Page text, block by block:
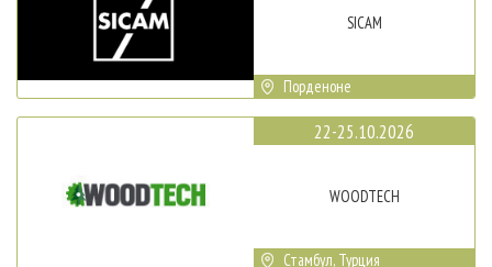
SICAM
Порденоне
22-25.10.2026
WOODTECH
Стамбул, Турция